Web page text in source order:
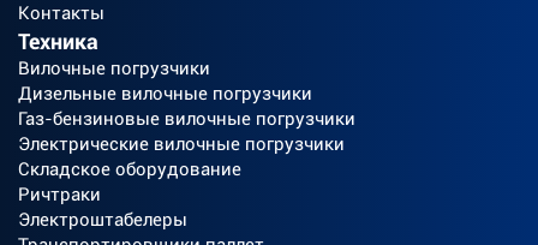
Контакты
Техника
Вилочные погрузчики
Дизельные вилочные погрузчики
Газ-бензиновые вилочные погрузчики
Электрические вилочные погрузчики
Складское оборудование
Ричтраки
Электроштабелеры